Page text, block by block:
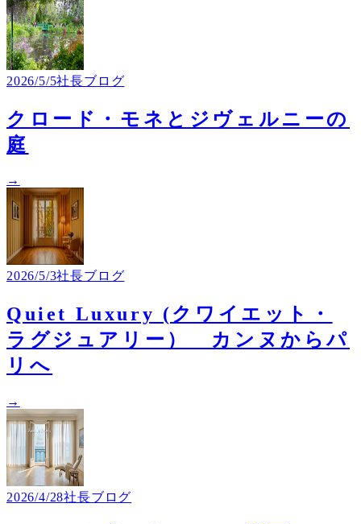
2026/5/5社長ブログ
クロード・モネとジヴェルニーの
庭
→
2026/5/3社長ブログ
Quiet Luxury (クワイエット・
ラグジュアリー） カンヌからパ
リへ
→
2026/4/28社長ブログ